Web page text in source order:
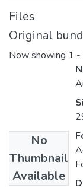
Files
Original
Now showing 1 -
No
Thumbnail
Available